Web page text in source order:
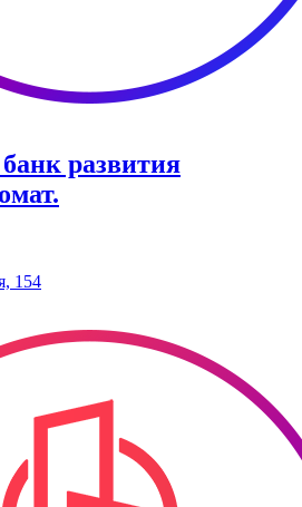
развития
154